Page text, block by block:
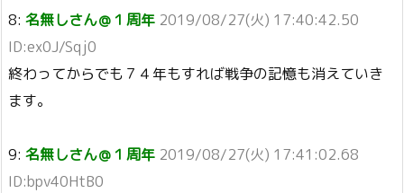
8: 名無しさん＠１周年 2019/08/27(火) 17:40:42.50
ID:ex0J/Sqj0
終わってからでも７４年もすれば戦争の記憶も消えていき
ます。
9: 名無しさん＠１周年 2019/08/27(火) 17:41:02.68
ID:bpv40HtB0